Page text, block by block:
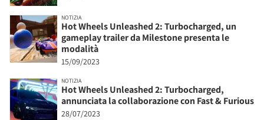
NOTIZIA
Hot Wheels Unleashed 2: Turbocharged, un
gameplay trailer da Milestone presenta le
modalità
15/09/2023
NOTIZIA
Hot Wheels Unleashed 2: Turbocharged,
annunciata la collaborazione con Fast & Furious
28/07/2023